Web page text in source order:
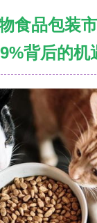
食品包装
背后的机